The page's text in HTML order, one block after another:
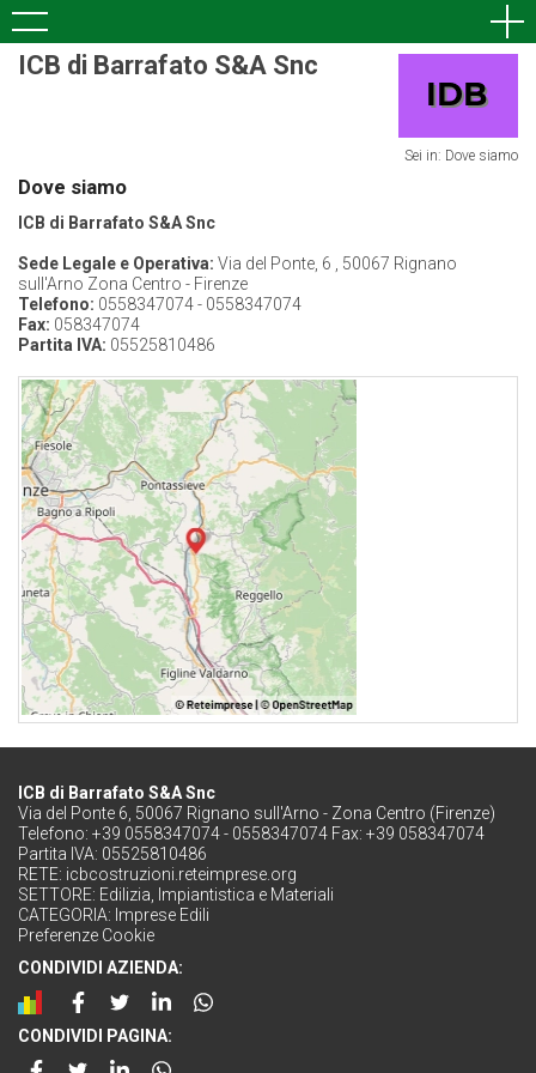
ICB di Barrafato S&A Snc
Sei in: Dove siamo
Dove siamo
ICB di Barrafato S&A Snc
Sede Legale e Operativa: Via del Ponte, 6 , 50067 Rignano
sull'Arno Zona Centro - Firenze
Telefono: 0558347074 - 0558347074
Fax: 058347074
Partita IVA: 05525810486
ICB di Barrafato S&A Snc
Via del Ponte 6, 50067 Rignano sull'Arno - Zona Centro (Firenze)
Telefono: +39 0558347074 - 0558347074 Fax: +39 058347074
Partita IVA: 05525810486
RETE: icbcostruzioni.reteimprese.org
SETTORE: Edilizia, Impiantistica e Materiali
CATEGORIA: Imprese Edili
Preferenze Cookie
CONDIVIDI AZIENDA:
CONDIVIDI PAGINA: